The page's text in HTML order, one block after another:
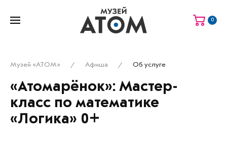
0
Музей «АТОМ» Афиша Об услуге
«Атомарёнок»: Мастер-
класс по математике
«Логика» 0+